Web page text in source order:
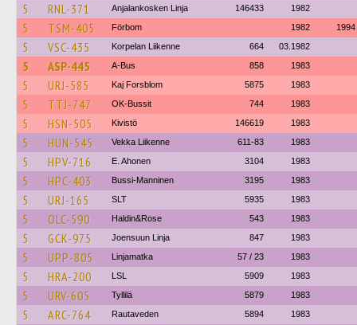
5 RNL-371 Anjalankosken Linja 146433 1982
5 TSM-405 Förbom 1982 1994
5 VSC-435 Korpelan Liikenne 664 03.1982
5 ASP-445 A-Bus 858 1983
5 URJ-585 Kaj Forsblom 5875 1983
5 TTJ-747 OK-Bussit 744 1983
5 HSN-505 Kivistö 146619 1983
5 HUN-545 Vekka Liikenne 611-83 1983
5 HPV-716 E. Ahonen 3104 1983
5 HPC-403 Bussi-Manninen 3195 1983
5 URJ-165 SLT 5935 1983
5 OLC-590 Haldin&Rose 543 1983
5 GCK-975 Joensuun Linja 847 1983
5 UPP-805 Linjamatka 57 / 23 1983
5 HRA-200 LSL 5909 1983
5 URV-605 Tyllilä 5879 1983
5 ARC-764 Rautaveden 5894 1983